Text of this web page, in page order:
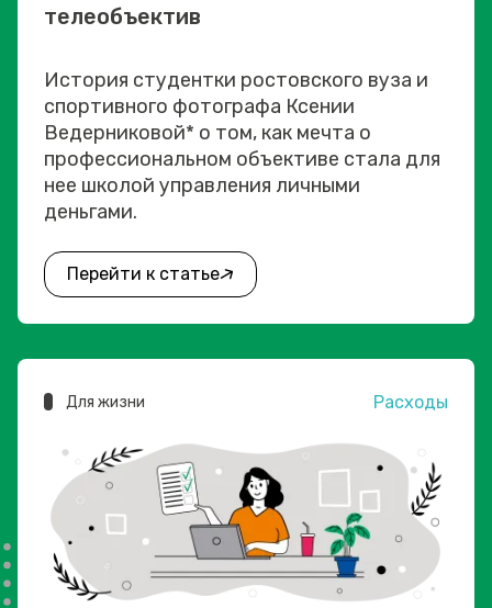
телеобъектив
История студентки ростовского вуза и
спортивного фотографа Ксении
Ведерниковой* о том, как мечта о
профессиональном объективе стала для
нее школой управления личными
деньгами.
Перейти к статье
Для жизни Расходы